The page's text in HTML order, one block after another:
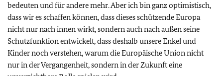
bedeuten und für andere mehr. Aber ich bin ganz optimistisch,
dass wir es schaffen können, dass dieses schützende Europa
nicht nur nach innen wirkt, sondern auch nach außen seine
Schutzfunktion entwickelt, dass deshalb unsere Enkel und
Kinder noch verstehen, warum die Europäische Union nicht
nur in der Vergangenheit, sondern in der Zukunft eine